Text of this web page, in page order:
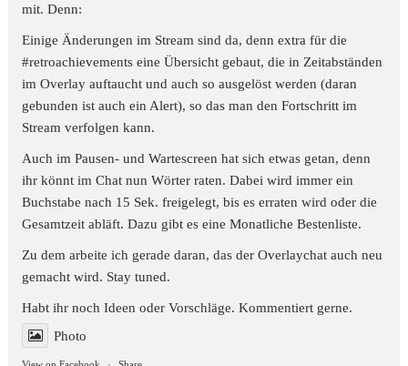
mit. Denn:
Einige Änderungen im Stream sind da, denn extra für die
#retroachievements eine Übersicht gebaut, die in Zeitabständen
im Overlay auftaucht und auch so ausgelöst werden (daran
gebunden ist auch ein Alert), so das man den Fortschritt im
Stream verfolgen kann.
Auch im Pausen- und Wartescreen hat sich etwas getan, denn
ihr könnt im Chat nun Wörter raten. Dabei wird immer ein
Buchstabe nach 15 Sek. freigelegt, bis es erraten wird oder die
Gesamtzeit abläft. Dazu gibt es eine Monatliche Bestenliste.
Zu dem arbeite ich gerade daran, das der Overlaychat auch neu
gemacht wird. Stay tuned.
Habt ihr noch Ideen oder Vorschläge. Kommentiert gerne.
Photo